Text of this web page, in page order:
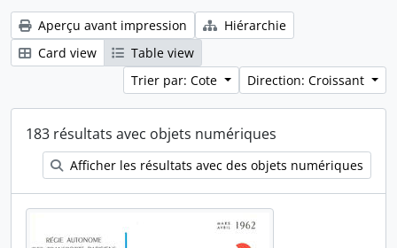
Aperçu avant impression
Hiérarchie
Card view
Table view
Trier par: Cote
Direction: Croissant
183 résultats avec objets numériques
Afficher les résultats avec des objets numériques